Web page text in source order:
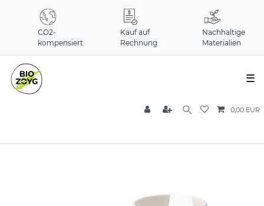
CO2-
kompensiert
Kauf auf
Rechnung
Nachhaltige
Materialien
☰
0,00 EUR